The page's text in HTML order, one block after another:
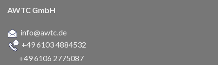
AWTC GmbH
info@awtc.de
+49 6103 4884532
+49 6106 2775087